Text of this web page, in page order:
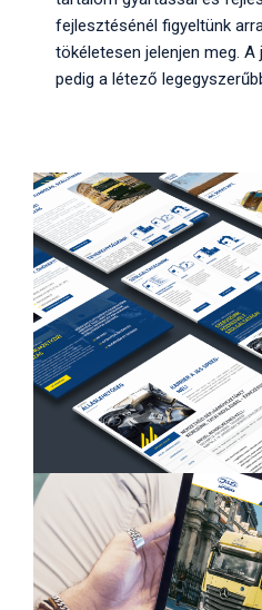
fejlesztésénél figyeltünk
tökéletesen jelenjen meg.
pedig a létező